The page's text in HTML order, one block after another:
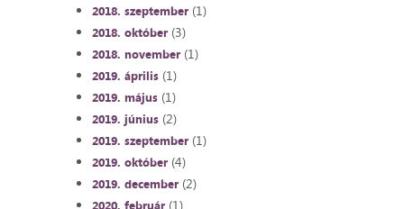
2018. szeptember (1)
2018. október (3)
2018. november (1)
2019. április (1)
2019. május (1)
2019. június (2)
2019. szeptember (1)
2019. október (4)
2019. december (2)
2020. február (1)